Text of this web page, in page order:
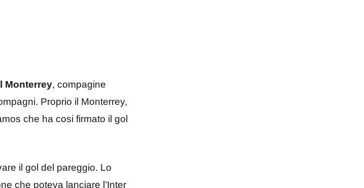
Monterrey, compagine
Proprio il Monterrey,
che ha cosi firmato il gol
il gol del pareggio. Lo
che poteva lanciare l’Inter